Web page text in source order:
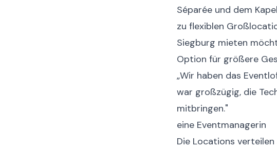
Séparée und dem
zu flexiblen
Siegburg mieten
Option für größere
„Wir haben das
war großzügig, die
mitbringen."
eine Eventmanagerin
Die Locations